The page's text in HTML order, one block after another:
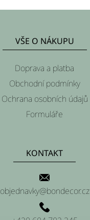
VŠE O NÁKUPU
Doprava a platba
Obchodní podmínky
Ochrana osobních údajů
Formuláře
KONTAKT
objednavky@bondecor.cz